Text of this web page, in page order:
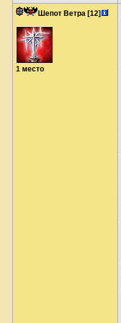
Шепот Ветра [12]
1 место